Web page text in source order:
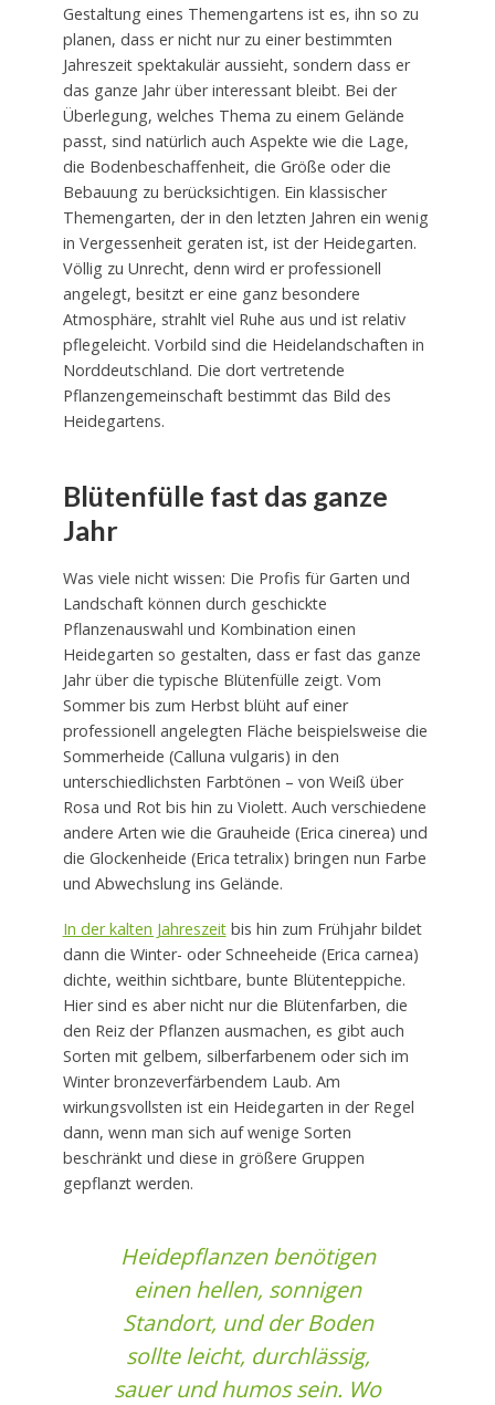
Gestaltung eines Themengartens ist es, ihn so zu
planen, dass er nicht nur zu einer bestimmten
Jahreszeit spektakulär aussieht, sondern dass er
das ganze Jahr über interessant bleibt. Bei der
Überlegung, welches Thema zu einem Gelände
passt, sind natürlich auch Aspekte wie die Lage,
die Bodenbeschaffenheit, die Größe oder die
Bebauung zu berücksichtigen. Ein klassischer
Themengarten, der in den letzten Jahren ein wenig
in Vergessenheit geraten ist, ist der Heidegarten.
Völlig zu Unrecht, denn wird er professionell
angelegt, besitzt er eine ganz besondere
Atmosphäre, strahlt viel Ruhe aus und ist relativ
pflegeleicht. Vorbild sind die Heidelandschaften in
Norddeutschland. Die dort vertretende
Pflanzengemeinschaft bestimmt das Bild des
Heidegartens.
Blütenfülle fast das ganze
Jahr
Was viele nicht wissen: Die Profis für Garten und
Landschaft können durch geschickte
Pflanzenauswahl und Kombination einen
Heidegarten so gestalten, dass er fast das ganze
Jahr über die typische Blütenfülle zeigt. Vom
Sommer bis zum Herbst blüht auf einer
professionell angelegten Fläche beispielsweise die
Sommerheide (Calluna vulgaris) in den
unterschiedlichsten Farbtönen – von Weiß über
Rosa und Rot bis hin zu Violett. Auch verschiedene
andere Arten wie die Grauheide (Erica cinerea) und
die Glockenheide (Erica tetralix) bringen nun Farbe
und Abwechslung ins Gelände.
In der kalten Jahreszeitbis hin zum Frühjahr bildet
dann die Winter- oder Schneeheide (Erica carnea)
dichte, weithin sichtbare, bunte Blütenteppiche.
Hier sind es aber nicht nur die Blütenfarben, die
den Reiz der Pflanzen ausmachen, es gibt auch
Sorten mit gelbem, silberfarbenem oder sich im
Winter bronzeverfärbendem Laub. Am
wirkungsvollsten ist ein Heidegarten in der Regel
dann, wenn man sich auf wenige Sorten
beschränkt und diese in größere Gruppen
gepflanzt werden.
Heidepflanzen benötigen
einen hellen, sonnigen
Standort, und der Boden
sollte leicht, durchlässig,
sauer und humos sein. Wo